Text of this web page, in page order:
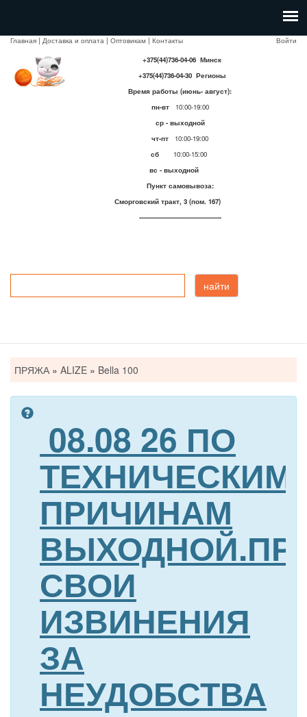
Главная | Доставка и оплата | Оптовикам | Контакты
Войти
+375(44)736-04-06 Минск
+375(44)736-04-30 Регионы
Время работы (июнь- август):
пн-вт
10:00-19:00
ср - выходной
чт-пт 10:00-19:00
сб
10:00-15:00
вс - выходной
Пункт самовывоза:
Сморговский тракт, 3 (пом. 167)
----------------------------------------
найти
здесь
ПРЯЖА » ALIZE » Bella 100
08.08 26 ПО
ТЕХНИЧЕСКИМ
ПРИЧИНАМ
СВОИ
ИЗВИНЕНИЯ
ЗА
НЕУДОБСТВА